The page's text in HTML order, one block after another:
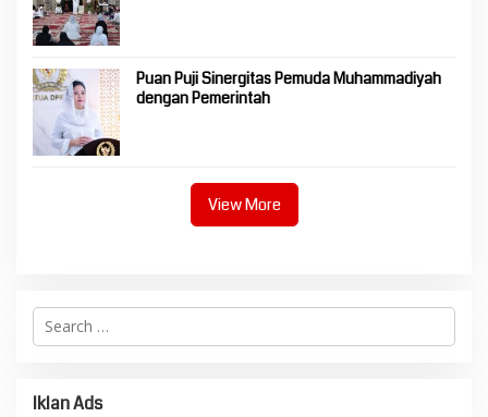
Puan Puji Sinergitas Pemuda Muhammadiyah
dengan Pemerintah
View More
Search
for:
Iklan Ads